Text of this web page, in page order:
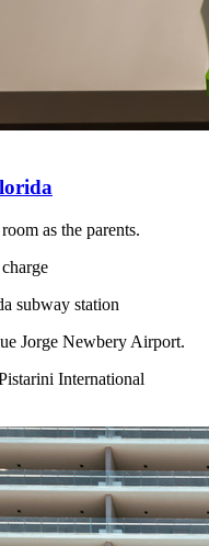
as the parents.
subway station
Jorge Newbery Airport.
International